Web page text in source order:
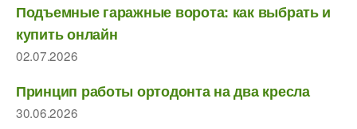
Подъемные гаражные ворота: как выбрать и
купить онлайн
02.07.2026
Принцип работы ортодонта на два кресла
30.06.2026